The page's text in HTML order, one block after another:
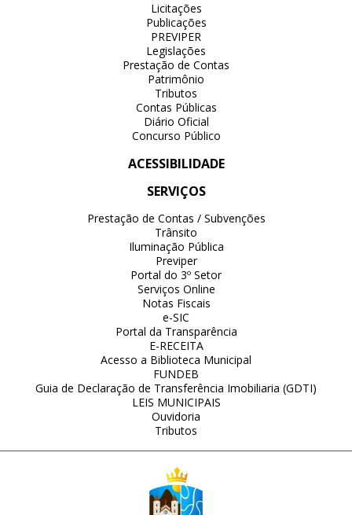
Licitações
Publicações
PREVIPER
Legislações
Prestação de Contas
Patrimônio
Tributos
Contas Públicas
Diário Oficial
Concurso Público
ACESSIBILIDADE
SERVIÇOS
Prestação de Contas / Subvenções
Trânsito
Iluminação Pública
Previper
Portal do 3º Setor
Serviços Online
Notas Fiscais
e-SIC
Portal da Transparência
E-RECEITA
Acesso a Biblioteca Municipal
FUNDEB
Guia de Declaração de Transferência Imobiliaria (GDTI)
LEIS MUNICIPAIS
Ouvidoria
Tributos